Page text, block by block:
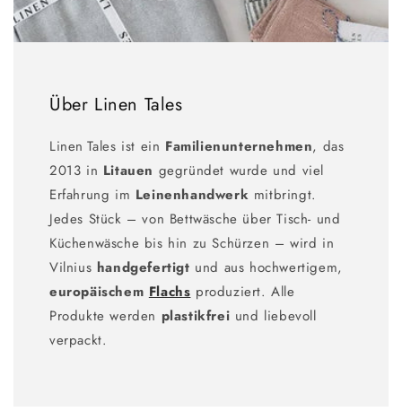
Über Linen Tales
Linen Tales ist ein Familienunternehmen, das
2013 in Litauen gegründet wurde und viel
Erfahrung im Leinenhandwerk mitbringt.
Jedes Stück – von Bettwäsche über Tisch- und
Küchenwäsche bis hin zu Schürzen – wird in
Vilnius handgefertigt und aus hochwertigem,
europäischem Flachs produziert. Alle
Produkte werden plastikfrei und liebevoll
verpackt.